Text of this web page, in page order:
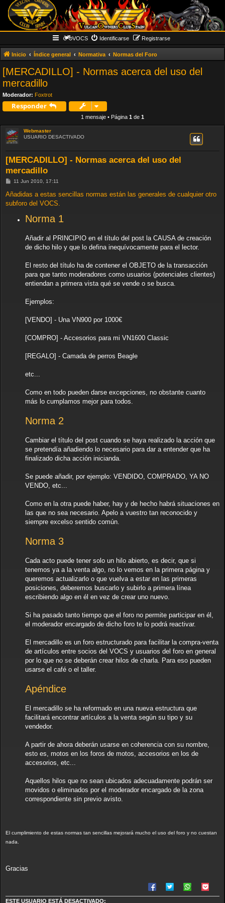
VOCS Identificarse Registrarse
Inicio Índice general Normativa Normas del Foro
[MERCADILLO] - Normas acerca del uso del
mercadillo
Moderador: Foxtrot
Responder
1 mensaje • Página 1 de 1
Webmaster
USUARIO DESACTIVADO
[MERCADILLO] - Normas acerca del uso del
mercadillo
M
n
a
11 Jun 2010, 17:11
Añadidas a estas sencillas normas están las generales de cualquier otro
subforo del VOCS.
Norma 1
Añadir al PRINCIPIO en el título del post la CAUSA de creación
de dicho hilo y que lo defina inequívocamente para el lector.
El resto del título ha de contener el OBJETO de la transacción
para que tanto moderadores como usuarios (potenciales clientes)
entiendan a primera vista qué se vende o se busca.
Ejemplos:
[VENDO] - Una VN900 por 1000€
[COMPRO] - Accesorios para mi VN1600 Classic
[REGALO] - Camada de perros Beagle
etc...
Como en todo pueden darse excepciones, no obstante cuanto
más lo cumplamos mejor para todos.
Norma 2
Cambiar el título del post cuando se haya realizado la acción que
se pretendía añadiendo lo necesario para dar a entender que ha
finalizado dicha acción inicianda.
Se puede añadir, por ejemplo: VENDIDO, COMPRADO, YA NO
VENDO, etc...
Como en la otra puede haber, hay y de hecho habrá situaciones en
las que no sea necesario. Apelo a vuestro tan reconocido y
siempre excelso sentido común.
Norma 3
Cada acto puede tener solo un hilo abierto, es decir, que si
tenemos ya a la venta algo, no lo vemos en la primera página y
queremos actualizarlo o que vuelva a estar en las primeras
posiciones, deberemos buscarlo y subirlo a primera línea
escribiendo algo en él en vez de crear uno nuevo.
Si ha pasado tanto tiempo que el foro no permite participar en él,
el moderador encargado de dicho foro te lo podrá reactivar.
El mercadillo es un foro estructurado para facilitar la compra-venta
de artículos entre socios del VOCS y usuarios del foro en general
por lo que no se deberán crear hilos de charla. Para eso pueden
usarse el café o el taller.
Apéndice
El mercadillo se ha reformado en una nueva estructura que
facilitará encontrar artículos a la venta según su tipo y su
vendedor.
A partir de ahora deberán usarse en coherencia con su nombre,
esto es, motos en los foros de motos, accesorios en los de
accesorios, etc...
Aquellos hilos que no sean ubicados adecuadamente podrán ser
movidos o eliminados por el moderador encargado de la zona
correspondiente sin previo avisto.
El cumplimiento de estas normas tan sencillas mejorará mucho el uso del foro y no cuestan
nada.
Gracias
ESTE USUARIO ESTÁ DESACTIVADO: